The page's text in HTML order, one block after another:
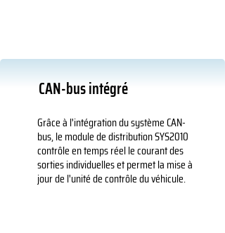
CAN-bus intégré
Grâce à l'intégration du système CAN-
bus, le module de distribution SYS2010
contrôle en temps réel le courant des
sorties individuelles et permet la mise à
jour de l'unité de contrôle du véhicule.